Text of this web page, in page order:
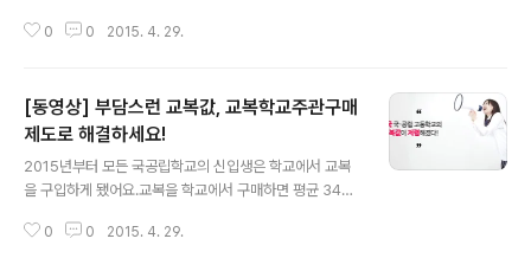
15학년도 학부 및 전문대학원의 지역인재 선발 현황을 발
이 법령상 권고 비율을 초과한 것으로 나타났습니다. ​​또 2
015학년도부터 ‘지방대학 육성법’ 제정 및 시행에 따라 새
롭게 지역인재전형을 실시하여 68개 대학에서 5,633명
을 선발했는데요. 이는 전체 지역인재 선발 인원의 4.5%
를 차지합니다. 지방대학 육성법은 지난해 7월부터 시행됐
는데요. 지방대학 육성법 제15조에서는 학부 및 전문대학
0 0 2015. 4. 29.
[동영상] 부담스런 교복값, 교복학교주관구매
제도로 해결하세요!
2015년부터 모든 국공립학교의 신입생은 학교에서 교복
을 구입하게 됐어요.교복을 학교에서 구매하면 평균 34%
비 세액공제도 가능합니다. ​
0 0 2015. 4. 29.